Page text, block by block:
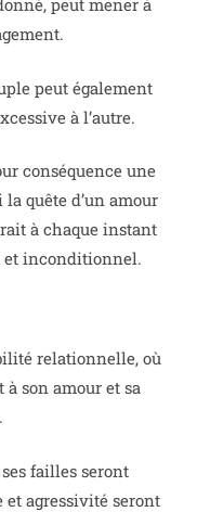
peut mener à
peut également
à l’autre.
conséquence une
quête d’un amour
à chaque instant
et inconditionnel.
relationnelle, où
à son amour et sa
failles seront
agressivité seront